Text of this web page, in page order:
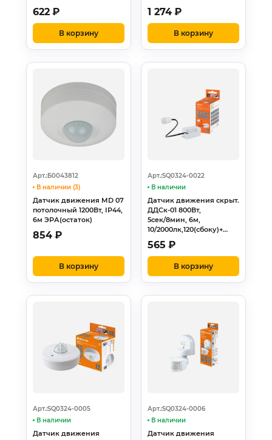
622 ₽
В корзину
1 274 ₽
В корзину
Арт.:Б0043812
В наличии (3)
Датчик движения MD 07
потолочный 1200Вт, IP44,
6м ЭРА(остаток)
854 ₽
В корзину
Арт.:SQ0324-0022
В наличии
Датчик движения скрыт.
ДДСк-01 800Вт,
5сек/8мин, 6м,
10/2000лк,120(сбоку)+…
565 ₽
В корзину
Арт.:SQ0324-0005
В наличии
Датчик движения
Арт.:SQ0324-0006
В наличии
Датчик движения